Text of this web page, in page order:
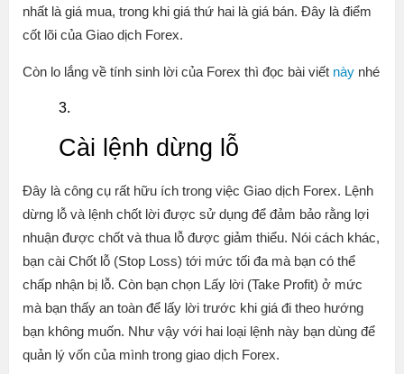
nhất là giá mua, trong khi giá thứ hai là giá bán. Đây là điểm
cốt lõi của Giao dịch Forex.
Còn lo lắng về tính sinh lời của Forex thì đọc bài viết này nhé
Cài lệnh dừng lỗ
Đây là công cụ rất hữu ích trong việc Giao dịch Forex. Lệnh
dừng lỗ và lệnh chốt lời được sử dụng để đảm bảo rằng lợi
nhuận được chốt và thua lỗ được giảm thiểu. Nói cách khác,
bạn cài Chốt lỗ (Stop Loss) tới mức tối đa mà bạn có thể
chấp nhận bị lỗ. Còn bạn chọn Lấy lời (Take Profit) ở mức
mà bạn thấy an toàn để lấy lời trước khi giá đi theo hướng
bạn không muốn. Như vậy với hai loại lệnh này bạn dùng để
quản lý vốn của mình trong giao dịch Forex.